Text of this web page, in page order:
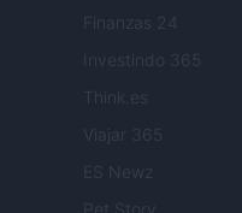
Finanzas 24
Investindo 365
Think.es
Viajar 365
ES Newz